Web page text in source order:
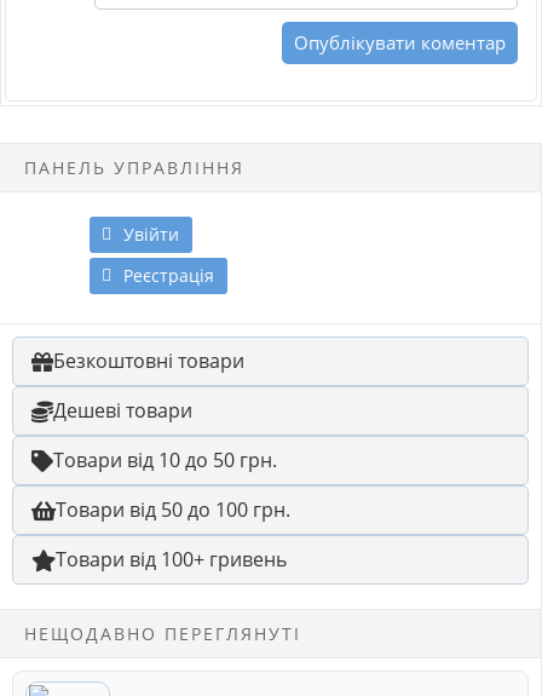
ПАНЕЛЬ УПРАВЛІННЯ
Увійти
Реєстрація
Безкоштовні товари
Дешеві товари
Товари від 10 до 50 грн.
Товари від 50 до 100 грн.
Товари від 100+ гривень
НЕЩОДАВНО ПЕРЕГЛЯНУТІ